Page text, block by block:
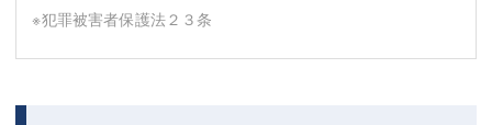
※犯罪被害者保護法２３条